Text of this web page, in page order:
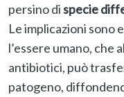
persino dispecie
Le implicazioni sono
l’essere umano, che
antibiotici, può
patogeno,